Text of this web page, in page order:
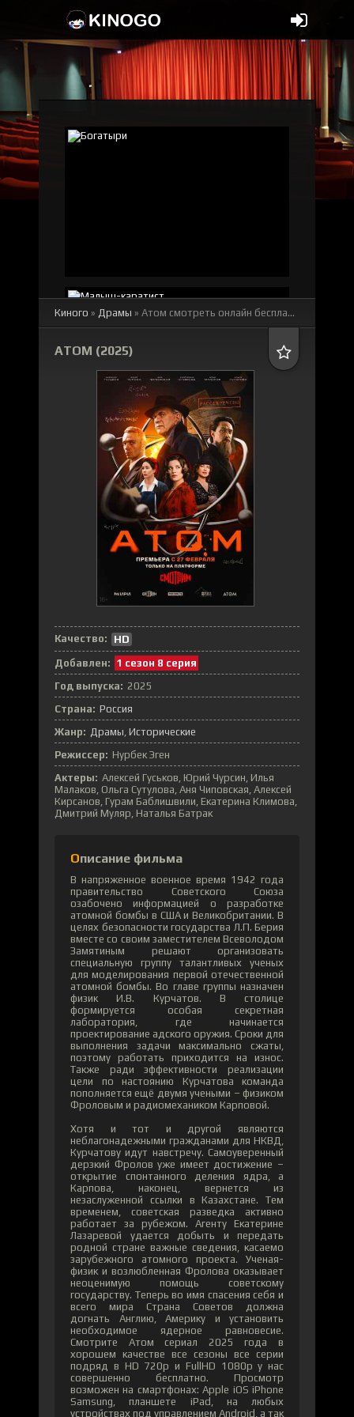
Киного » Драмы » Атом смотреть онлайн бесплатно
АТОМ (2025)
Качество:
HD
Добавлен: 1 сезон 8 серия
Год выпуска: 2025
Страна: Россия
Жанр: Драмы Исторические
Режиссер: Нурбек Эген
Актеры: Алексей Гуськов, Юрий Чурсин, Илья
Малаков, Ольга Сутулова, Аня Чиповская, Алексей
Кирсанов, Гурам Баблишвили, Екатерина Климова,
Дмитрий Муляр, Наталья Батрак
Описание фильма
В напряженное военное время 1942 года
правительство Советского Союза
озабочено информацией о разработке
атомной бомбы в США и Великобритании. В
целях безопасности государства Л.П. Берия
вместе со своим заместителем Всеволодом
Замятиным решают организовать
специальную группу талантливых ученых
для моделирования первой отечественной
атомной бомбы. Во главе группы назначен
физик И.В. Курчатов. В столице
формируется особая секретная
лаборатория, где начинается
проектирование адского оружия. Сроки для
выполнения задачи максимально сжаты,
поэтому работать приходится на износ.
Также ради эффективности реализации
цели по настоянию Курчатова команда
пополняется ещё двумя учеными – физиком
Фроловым и радиомехаником Карповой.
Хотя и тот и другой являются
неблагонадежными гражданами для НКВД,
Курчатову идут навстречу. Самоуверенный
дерзкий Фролов уже имеет достижение –
открытие спонтанного деления ядра, а
Карпова, наконец, вернется из
незаслуженной ссылки в Казахстане. Тем
временем, советская разведка активно
работает за рубежом. Агенту Екатерине
Лазаревой удается добыть и передать
родной стране важные сведения, касаемо
зарубежного атомного проекта. Ученая-
физик и возлюбленная Фролова оказывает
неоценимую помощь советскому
государству. Теперь во имя спасения себя и
всего мира Страна Советов должна
догнать Англию, Америку и установить
необходимое ядерное равновесие.
Смотрите Атом сериал 2025 года в
хорошем качестве все сезоны все серии
подряд в HD 720p и FullHD 1080p у нас
совершенно бесплатно. Просмотр
возможен на смартфонах: Apple iOS iPhone
Samsung, планшете iPad, на любых
устройствах под управлением Android, а так